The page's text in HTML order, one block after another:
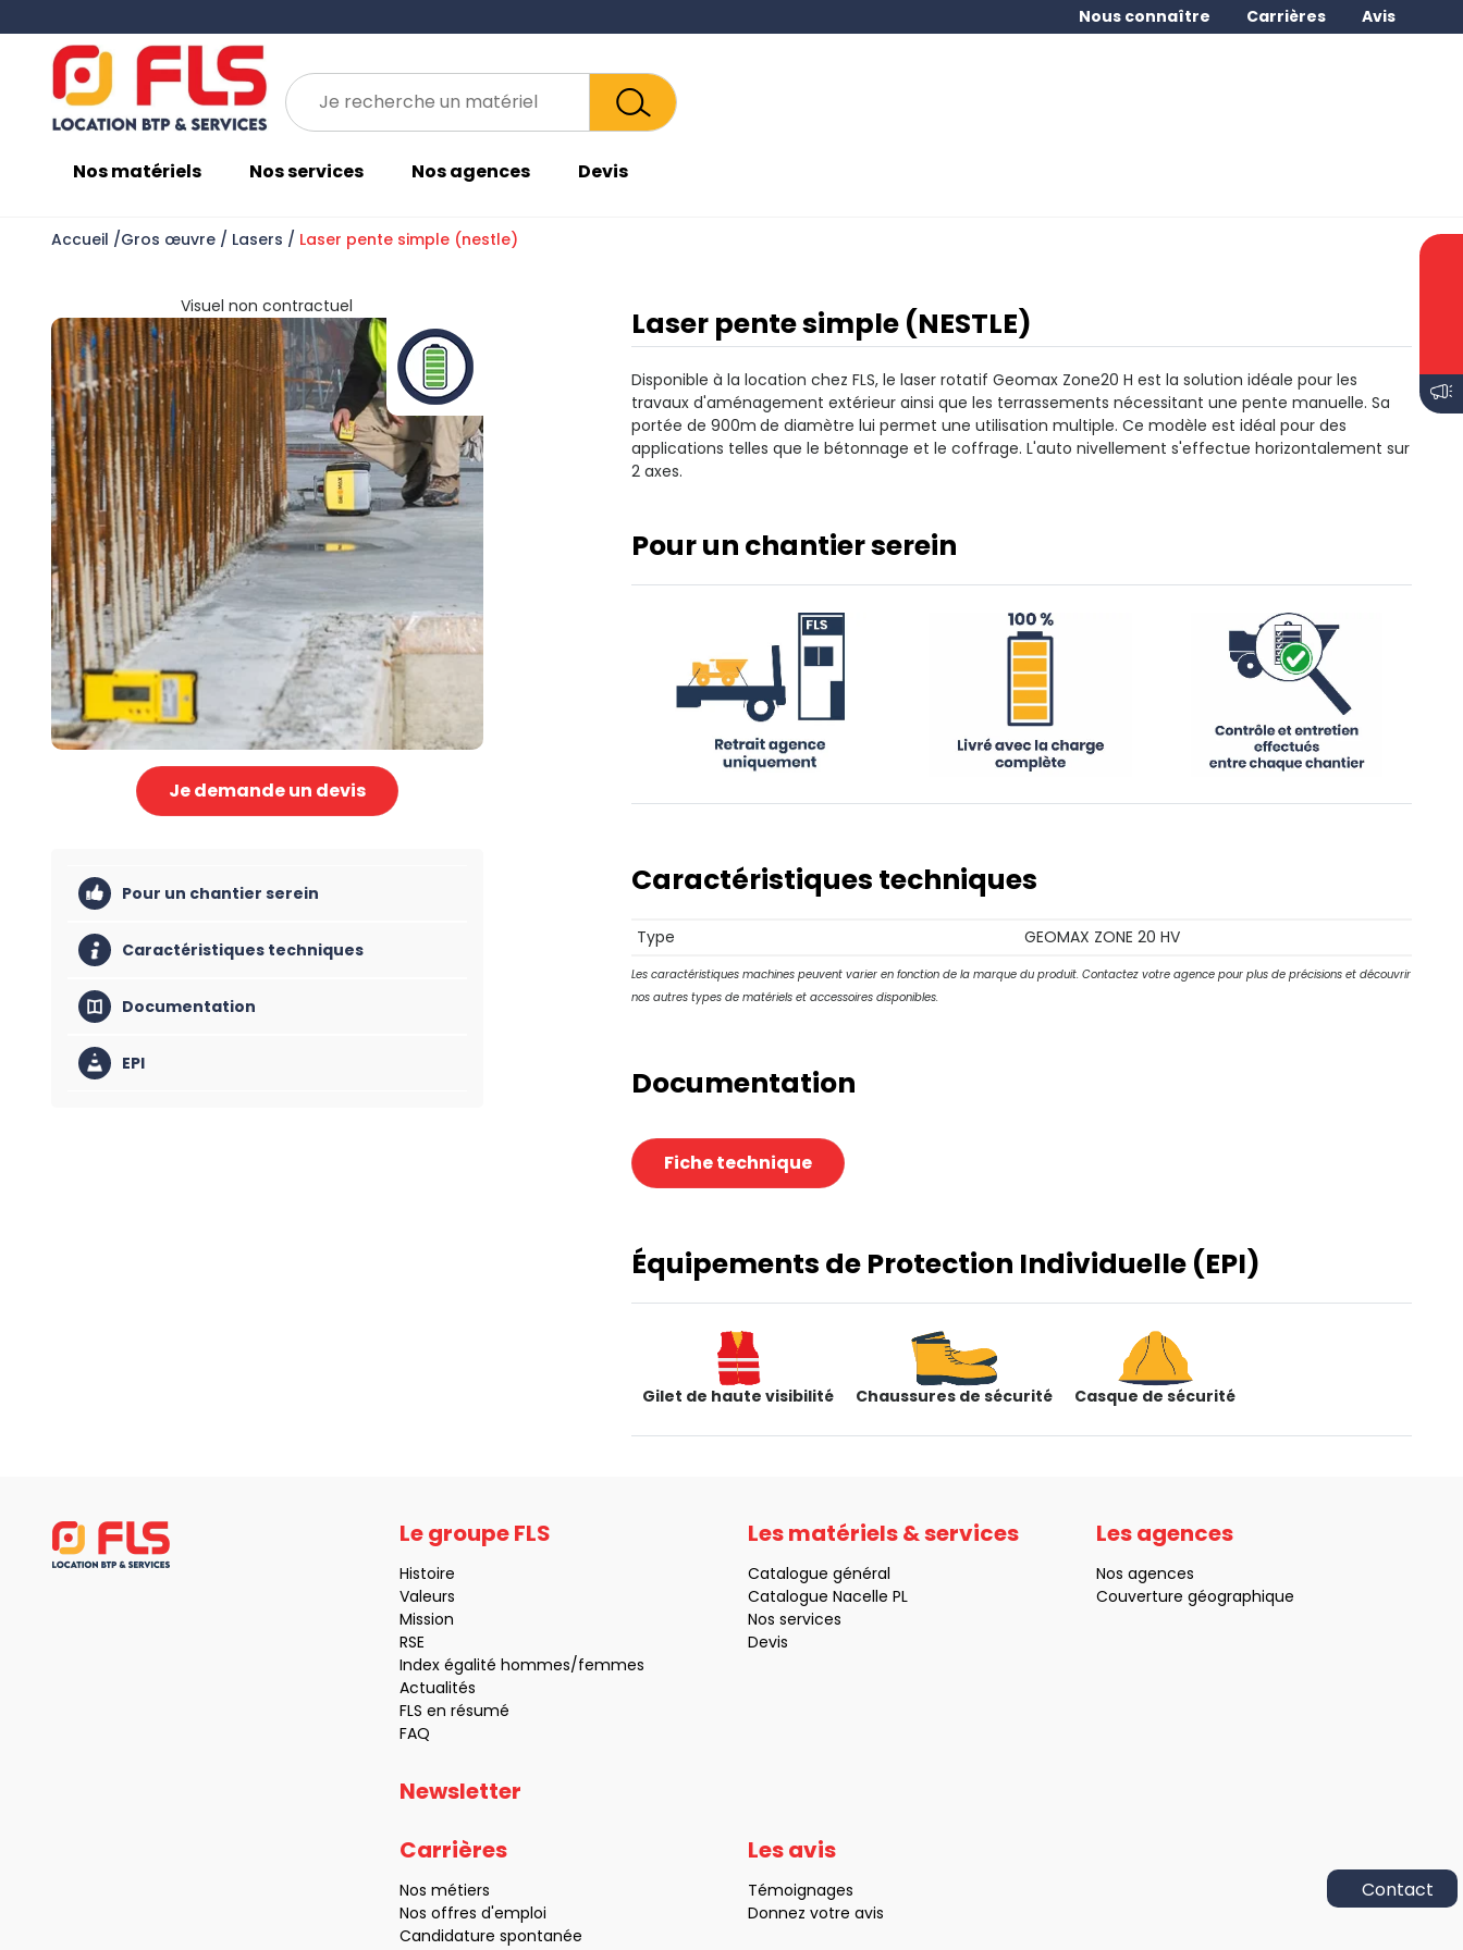
Nous connaître Carrières Avis
Nos matériels
Espaces verts
Énergie et installation industrielle
LES MATÉRIELS VERTSNos services Nos agences Devis
Accueil /Gros œuvre / Lasers / Laser pente simple (nestle)
Visuel non contractuel
Je demande un devis
Pour un chantier serein
Caractéristiques techniques
Documentation
EPI
Laser pente simple (NESTLE)
Disponible à la location chez FLS, le laser rotatif Geomax Zone20 Hest la solution idéale pour les
travaux d'aménagement extérieur ainsi que les terrassements nécessitant une pente manuelle.Sa
portée de 900m de diamètre lui permet une utilisation multiple. Ce modèle est idéal pour des
applications telles que le bétonnage et le coffrage. L'auto nivellement s'effectue horizontalement sur
2 axes.
Pour un chantier serein
Caractéristiques techniques
Type GEOMAX ZONE 20 HV
Les caractéristiques machines peuvent varier en fonction de la marque du produit. Contactez votre agence pour plus de précisions et découvrir
nos autres types de matériels et accessoires disponibles.
Documentation
Fiche technique
Équipements de Protection Individuelle (EPI)
Gilet de haute visibilité Chaussures de sécurité Casque de sécurité
Le groupe FLS
Histoire
Valeurs
Mission
RSE
Index égalité hommes/femmes
Actualités
FLS en résumé
FAQ
Les matériels & services
Catalogue général
Catalogue Nacelle PL
Nos services
Devis
Les agences
Nos agences
Couverture géographique
Newsletter
Carrières
Nos métiers
Nos offres d'emploi
Candidature spontanée
Les avis
Témoignages
Donnez votre avis
Appelez-